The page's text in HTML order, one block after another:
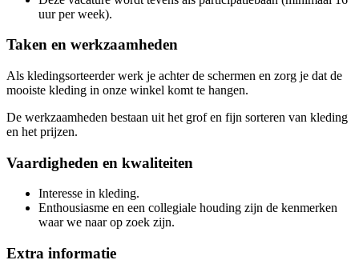
uur per week).
Taken en werkzaamheden
Als kledingsorteerder werk je achter de schermen en zorg je dat de
mooiste kleding in onze winkel komt te hangen.
De werkzaamheden bestaan uit het grof en fijn sorteren van kleding
en het prijzen.
Vaardigheden en kwaliteiten
Interesse in kleding.
Enthousiasme en een collegiale houding zijn de kenmerken
waar we naar op zoek zijn.
Extra informatie